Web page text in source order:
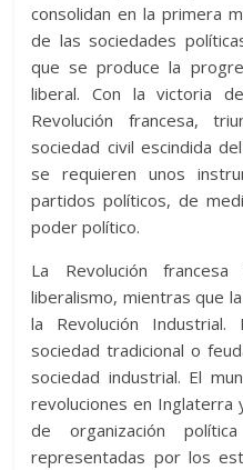
consolidan en la primera
de las sociedades
que se produce la
liberal. Con la victoria
Revolución francesa,
sociedad civil escindida
se requieren unos
partidos políticos, de
poder político.
La Revolución
liberalismo, mientras que
la Revolución
sociedad tradicional o
sociedad industrial. El
revoluciones en Inglaterra
de organización
representadas por los